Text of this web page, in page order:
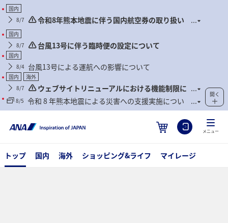
国内
8/7
令和8年熊本地震に伴う国内航空券の取り扱い
について
国内
8/7
台風13号に伴う臨時便の設定について
国内
8/4 台風13号による運航への影響について
国内
海外
8/7
ウェブサイトリニューアルにおける機能制限に
ついて
8/5 令和 8 年熊本地震による災害への支援実施につい
て
開く
メニュー
トップ 国内 海外 ショッピング&ライフ マイレージ